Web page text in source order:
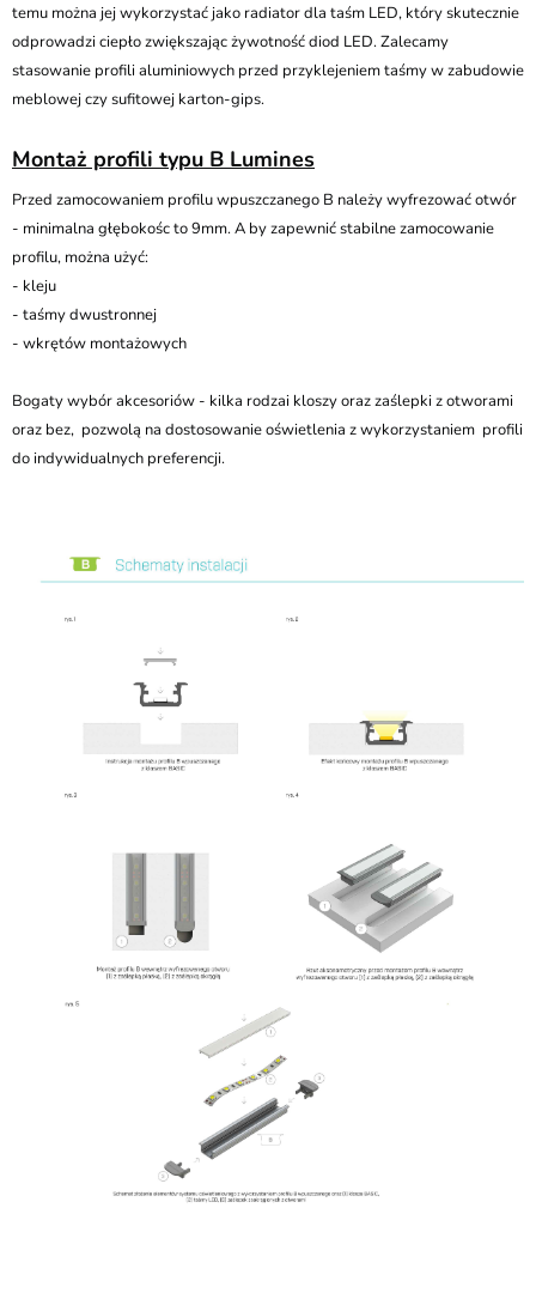
temu można jej wykorzystać jako radiator dla taśm LED, który skutecznie
odprowadzi ciepło zwiększając żywotność diod LED. Zalecamy
stasowanie profili aluminiowych przed przyklejeniem taśmy w zabudowie
meblowej czy sufitowej karton-gips.
Montaż profili typu B Lumines
Przed zamocowaniem profilu wpuszczanego B należy wyfrezować otwór
- minimalna głębokośc to 9mm. A by zapewnić stabilne zamocowanie
profilu, można użyć:
- kleju
- taśmy dwustronnej
- wkrętów montażowych
Bogaty wybór akcesoriów - kilka rodzai kloszy oraz zaślepki z otworami
oraz bez, pozwolą na dostosowanie oświetlenia z wykorzystaniem profili
do indywidualnych preferencji.